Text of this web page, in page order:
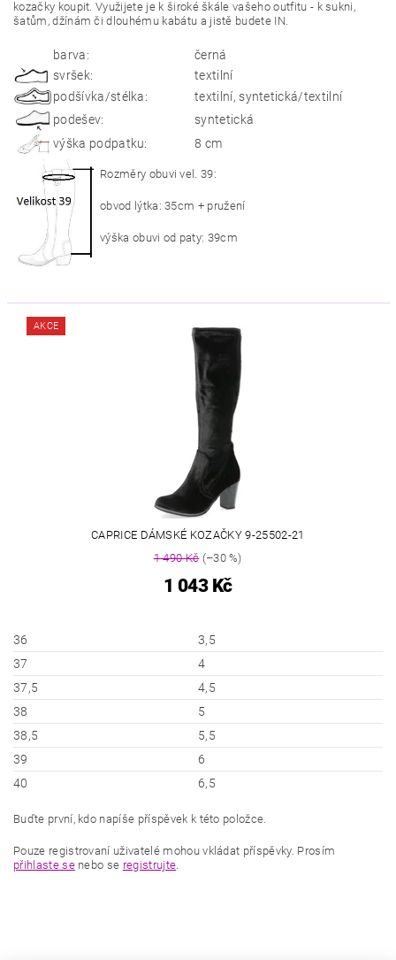
kozačky koupit. Využijete je k široké škále vašeho outfitu - k sukni,
šatům, džínám či dlouhému kabátu a jistě budete IN.
barva:
černá
svršek:
textilní
podšívka/stélka:
textilní, syntetická/textilní
podešev:
syntetická
výška podpatku:
8 cm
Rozměry obuvi vel. 39:
obvod lýtka: 35cm + pružení
výška obuvi od paty: 39cm
AKCE
CAPRICE DÁMSKÉ KOZAČKY 9-25502-21
1 490 Kč(–30 %)
1 043 Kč
36
3,5
37
4
37,5
4,5
38
5
38,5
5,5
39
6
40
6,5
Buďte první, kdo napíše příspěvek k této položce.
Pouze registrovaní uživatelé mohou vkládat příspěvky. Prosím
přihlaste senebo se registrujte.